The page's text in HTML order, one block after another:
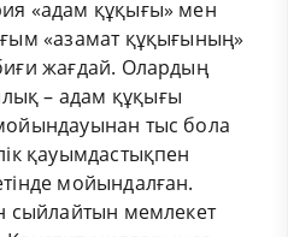
«адам құқығы» мен
«азамат құқығының»
жағдай. Олардың
– адам құқығы
тыс бола
қауымдастықпен
мойындалған.
сыйлайтын мемлекет